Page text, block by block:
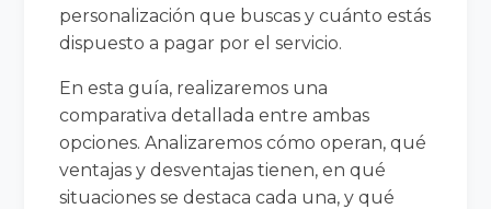
personalización que buscas y cuánto estás
dispuesto a pagar por el servicio.
En esta guía, realizaremos una
comparativa detallada entre ambas
opciones. Analizaremos cómo operan, qué
ventajas y desventajas tienen, en qué
situaciones se destaca cada una, y qué